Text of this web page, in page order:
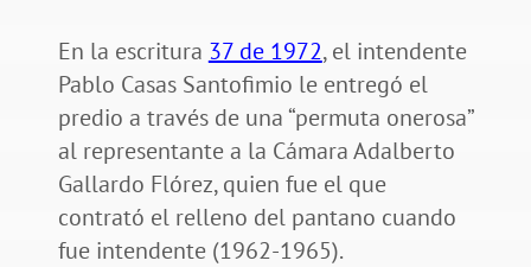
En la escritura 37 de 1972, el intendente
Pablo Casas Santofimio le entregó el
predio a través de una “permuta onerosa”
al representante a la Cámara Adalberto
Gallardo Flórez, quien fue el que
contrató el relleno del pantano cuando
fue intendente (1962-1965).